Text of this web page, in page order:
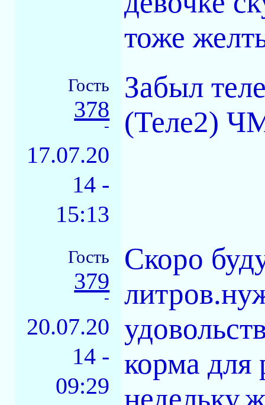
тоже
Гость
378
-
17.07.20
14 -
15:13
Забыл
(Теле2)
Гость
379
-
20.07.20
14 -
09:29
Скоро
корма для